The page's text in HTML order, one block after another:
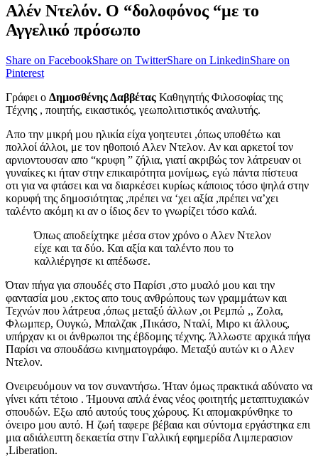
Αλέν Ντελόν. Ο “δολοφόνος “με το
Αγγελικό πρόσωπο
Share on FacebookShare on TwitterShare on LinkedinShare on
Pinterest
Γράφει ο Δημοσθένης Δαββέτας Καθηγητής Φιλοσοφίας της
Τέχνης , ποιητής, εικαστικός, γεωπολιτιστικός αναλυτής.
Απο την μικρή μου ηλικία είχα γοητευτει ,όπως υποθέτω και
πολλοί άλλοι, με τον ηθοποιό Αλεν Ντελον. Αν και αρκετοί τον
αρνιοντουσαν απο “κρυφη ” ζήλια, γιατί ακριβώς τον λάτρευαν οι
γυναίκες κι ήταν στην επικαιρότητα μονίμως, εγώ πάντα πίστευα
οτι για να φτάσει και να διαρκέσει κυρίως κάποιος τόσο ψηλά στην
κορυφή της δημοσιότητας ,πρέπει να ‘χει αξία ,πρέπει να’χει
ταλέντο ακόμη κι αν ο ίδιος δεν το γνωρίζει τόσο καλά.
Όπως αποδείχτηκε μέσα στον χρόνο ο Αλεν Ντελον
είχε και τα δύο. Και αξία και ταλέντο που το
καλλιέργησε κι απέδωσε.
Όταν πήγα για σπουδές στο Παρίσι ,στο μυαλό μου και την
φαντασία μου ,εκτος απο τους ανθρώπους των γραμμάτων και
Τεχνών που λάτρευα ,όπως μεταξύ άλλων ,οι Ρεμπώ ,, Ζολα,
Φλωμπερ, Ουγκώ, Μπαλζακ ,Πικάσο, Νταλί, Μιρο κι άλλους,
υπήρχαν κι οι άνθρωποι της έβδομης τέχνης. Άλλωστε αρχικά πήγα
Παρίσι να σπουδάσω κινηματογράφο. Μεταξύ αυτών κι ο Αλεν
Ντελον.
Ονειρευόμουν να τον συναντήσω. Ήταν όμως πρακτικά αδύνατο να
γίνει κάτι τέτοιο . Ήμουνα απλά ένας νέος φοιτητής μεταπτυχιακών
σπουδών. Εξω από αυτούς τους χώρους. Κι απομακρύνθηκε το
όνειρο μου αυτό. Η ζωή ταφερε βέβαια και σύντομα εργάστηκα επι
μια αδιάλειπτη δεκαετία στην Γαλλική εφημερίδα Λιμπερασιον
,Liberation.